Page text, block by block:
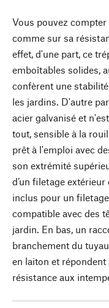
Vous pouvez
comme sur sa
effet, d'une part, ce
emboîtables solides,
confèrent une
les jardins. D'autre
acier galvanisé et
tout, sensible à la
prêt à l'emploi avec
son extrémité
d’un filetage
inclus pour un
compatible avec des
jardin. En bas, un
branchement du
en laiton et répondent
résistance aux